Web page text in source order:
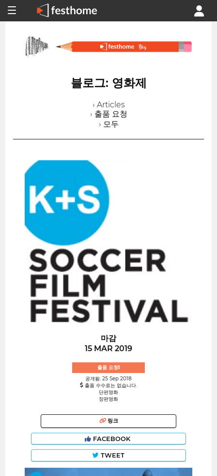
블로그: 영화제
› Articles
› 출품 요청
› 모두
마감
15 MAR 2019
출품 요청!
공개됨: 25 Sep 2018
출품 수수료는 없습니다.
단편영화
장편영화
링크
FACEBOOK
TWEET